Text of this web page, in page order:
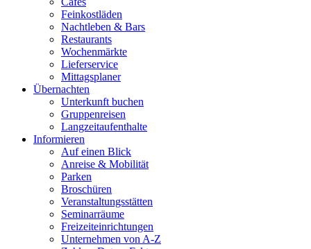
Feinkostläden
Nachtleben & Bars
Restaurants
Wochenmärkte
Lieferservice
Mittagsplaner
Übernachten
Unterkunft buchen
Gruppenreisen
Langzeitaufenthalte
Informieren
Auf einen Blick
Anreise & Mobilität
Parken
Broschüren
Veranstaltungsstätten
Seminarräume
Freizeiteinrichtungen
Unternehmen von A-Z